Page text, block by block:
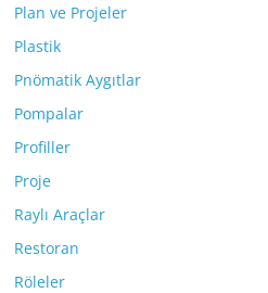
Plan ve Projeler
Plastik
Pnömatik Aygıtlar
Pompalar
Profiller
Proje
Raylı Araçlar
Restoran
Röleler